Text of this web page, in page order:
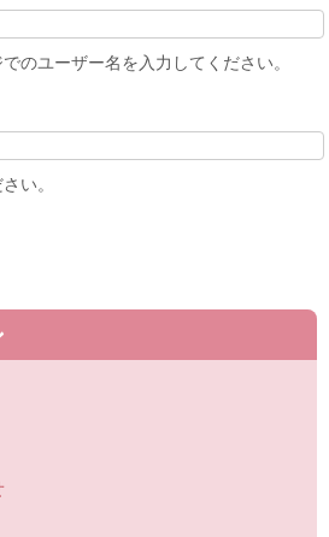
のユーザー名を入力してください。
い。